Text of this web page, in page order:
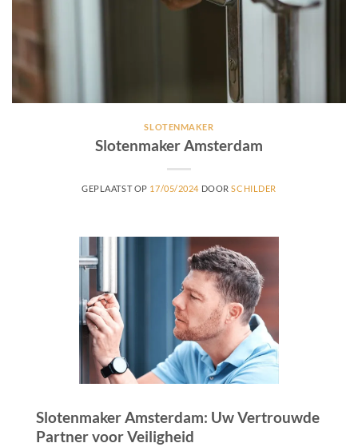
SLOTENMAKER
Slotenmaker Amsterdam
GEPLAATST OP 17/05/2024 DOORSCHILDER
Slotenmaker Amsterdam: Uw Vertrouwde
Partner voor Veiligheid